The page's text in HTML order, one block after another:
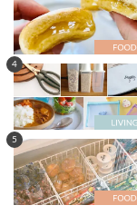
4
5